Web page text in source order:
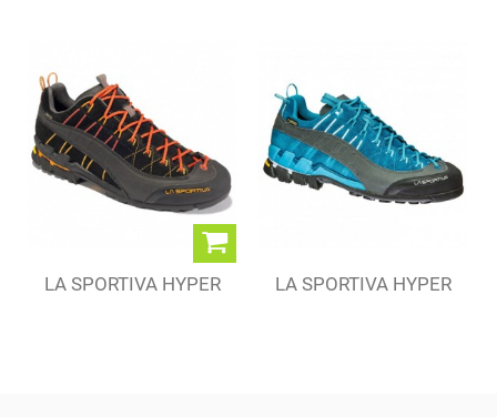
LA SPORTIVA HYPER
LA SPORTIVA HYPER